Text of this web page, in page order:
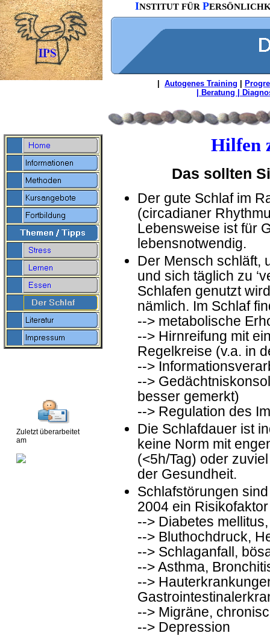
Zuletzt überarbeitet
am
INSTITUT FÜR P
Autogenes Training
| Beratung |
Hilfen
Das sollten
Der gute Schlaf im
(circadianer
Lebensweise ist für
lebensnotwendig.
Der Mensch schläft,
und sich täglich zu
Schlafen genutzt
nämlich. Im Schlaf
--> metabolische
--> Hirnreifung mit
Regelkreise (v.a. in
-->
-->
besser gemerkt)
--> Regulation des
Die Schlafdauer ist
keine Norm mit
(<5h/Tag) oder
der Gesundheit.
Schlafstörungen
2004 ein
--> Diabetes mellitus,
--> Bluthochdruck,
--> Schlaganfall,
--> Asthma,
-->
--> Migräne,
--> Depression